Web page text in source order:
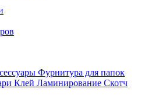
Фурнитура для папок
Клей Ламинирование Скотч